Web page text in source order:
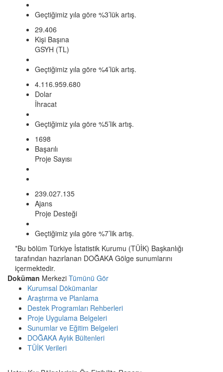
Geçtiğimiz yıla göre %3’lük artış.
29.406
Kişi Başına
GSYH (TL)
Geçtiğimiz yıla göre %4’lük artış.
4.116.959.680
Dolar
İhracat
Geçtiğimiz yıla göre %5’lik artış.
1698
Başarılı
Proje Sayısı
239.027.135
Ajans
Proje Desteği
Geçtiğimiz yıla göre %7’lik artış.
*Bu bölüm Türkiye İstatistik Kurumu (TÜİK) Başkanlığı
tarafından hazırlanan DOĞAKA Gölge sunumlarını
içermektedir.
Doküman Merkezi Tümünü Gör
Kurumsal Dökümanlar
Araştırma ve Planlama
Destek Programları Rehberleri
Proje Uygulama Belgeleri
Sunumlar ve Eğitim Belgeleri
DOĞAKA Aylık Bültenleri
TÜİK Verileri